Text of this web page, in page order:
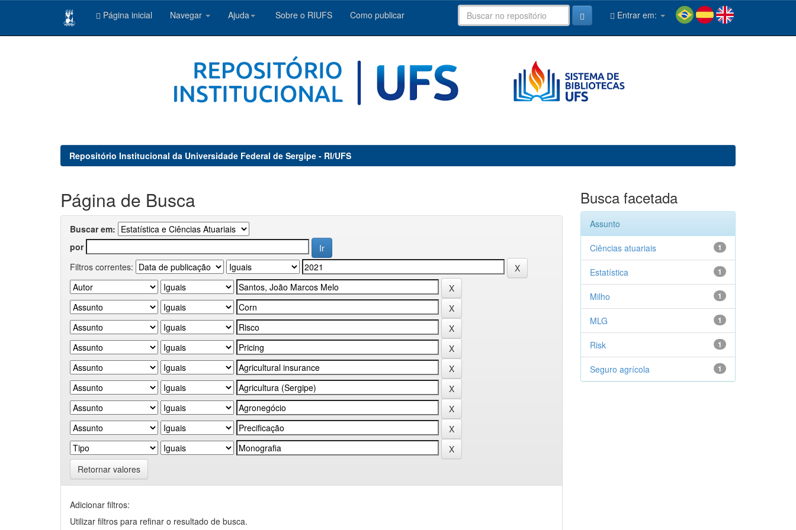
Página inicial Navegar Ajuda Sobre o RIUFS Como publicar Entrar em:
Repositório Institucional da Universidade Federal de Sergipe - RI/UFS
Página de Busca
Buscar em:
por
Filtros correntes:
Retornar valores
Adicionar filtros:
Utilizar filtros para refinar o resultado de busca.
Busca facetada
Assunto
1
Ciências atuariais
1
Estatística
1
Milho
1
MLG
1
Risk
1
Seguro agrícola